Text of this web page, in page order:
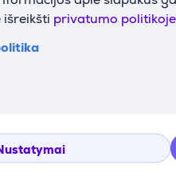
privatumo politikoje
Ultra 3, 49 mm,
- Išmanusis